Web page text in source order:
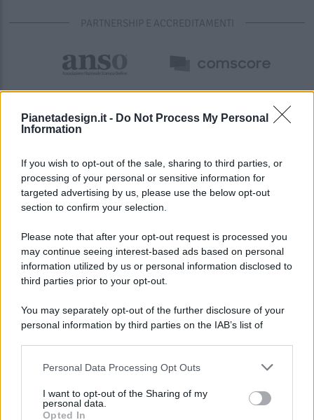
Pianetadesign.it - Do Not Process My Personal
Information
If you wish to opt-out of the sale, sharing to third parties, or
processing of your personal or sensitive information for
targeted advertising by us, please use the below opt-out
section to confirm your selection.
Please note that after your opt-out request is processed you
may continue seeing interest-based ads based on personal
information utilized by us or personal information disclosed to
third parties prior to your opt-out.
You may separately opt-out of the further disclosure of your
personal information by third parties on the IAB’s list of
This information may also be disclosed by us to third parties
disclose it to other third parties.
Personal Data Processing Opt Outs
I want to opt-out of the Sharing of my
personal data.
Opted In
PARTNERSHIP E ACCREDITAMENTI
© 2026 - Pianeta Design - P.IVA 04827280654 - Testata
Registrata Al Tribunale Di Nocera Inferiore N. 8/2020 - RG N.
ISCRIZIONE AL ROC N. 35792 – ISCRITTA ALL’ANSO
(ASSOCIAZIONE NAZIONALE STAMPA ONLINE)
PREFERENZE PRIVACY